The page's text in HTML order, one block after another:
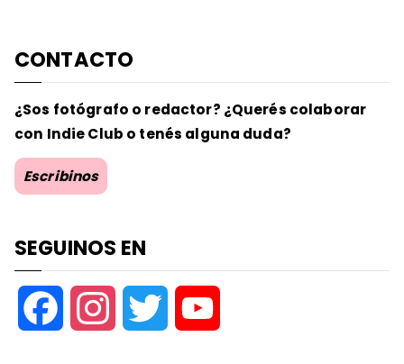
CONTACTO
¿Sos fotógrafo o redactor? ¿Querés colaborar
con Indie Club o tenés alguna duda?
Escribinos
SEGUINOS EN